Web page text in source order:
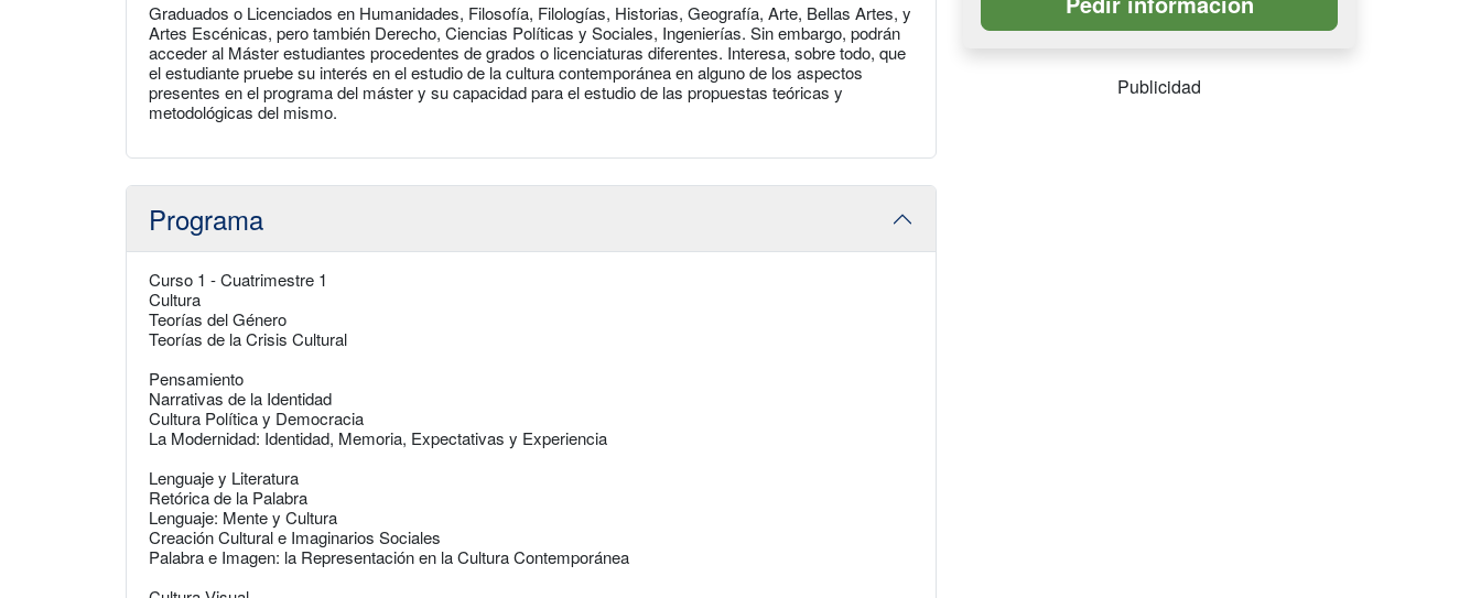
Graduados o Licenciados en Humanidades, Filosofía, Filologías, Historias, Geografía, Arte, Bellas Artes, y
Artes Escénicas, pero también Derecho, Ciencias Políticas y Sociales, Ingenierías. Sin embargo, podrán
acceder al Máster estudiantes procedentes de grados o licenciaturas diferentes. Interesa, sobre todo, que
el estudiante pruebe su interés en el estudio de la cultura contemporánea en alguno de los aspectos
presentes en el programa del máster y su capacidad para el estudio de las propuestas teóricas y
metodológicas del mismo.
Programa
Curso 1 - Cuatrimestre 1
Cultura
Teorías del Género
Teorías de la Crisis Cultural
Pensamiento
Narrativas de la Identidad
Cultura Política y Democracia
La Modernidad: Identidad, Memoria, Expectativas y Experiencia
Lenguaje y Literatura
Retórica de la Palabra
Lenguaje: Mente y Cultura
Creación Cultural e Imaginarios Sociales
Palabra e Imagen: la Representación en la Cultura Contemporánea
Publicidad